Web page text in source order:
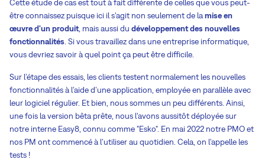
Cette étude de cas est tout à fait différente de celles que vous peut-
être connaissez puisque ici il s'agit non seulement de lamise en
œuvre d'un produit, mais aussi du développement des nouvelles
fonctionnalités . Si vous travaillez dans une entreprise informatique,
vous devriez savoir à quel point ça peut être difficile.
Sur l’étape des essais, les clients testent normalement les nouvelles
fonctionnalités à l’aide d’une application, employée en parallèle avec
leur logiciel régulier. Et bien, nous sommes un peu différents. Ainsi,
une fois la version bêta prête, nous l'avons aussitôt déployée sur
notre interne Easy8, connu comme "Esko". En mai 2022 notre PMO et
nos PM ont commencé à l'utiliser au quotidien. Cela, on l'appelle les
tests !